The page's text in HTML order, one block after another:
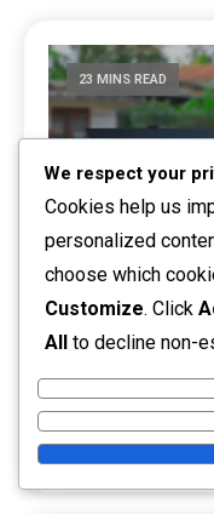
23 MINS READ
Copa Mundial de
de los
Influencia en el
Estadísticas del
0
We respect your
Cookies help us
personalized
choose which
Customize. Click
All to decline non-